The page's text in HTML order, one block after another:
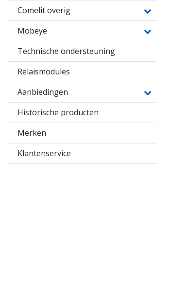
Comelit overig
Mobeye
Technische ondersteuning
Relaismodules
Aanbiedingen
Historische producten
Merken
Klantenservice